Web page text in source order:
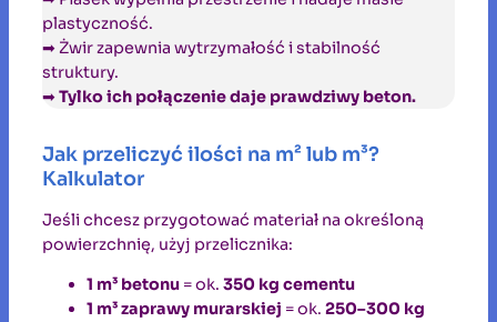
plastyczność.
➡ Żwir zapewnia wytrzymałość i stabilność
struktury.
➡Tylko ich połączenie daje prawdziwy beton.
Jak przeliczyć ilości na m² lub m³?
Kalkulator
Jeśli chcesz przygotować materiał na określoną
powierzchnię, użyj przelicznika:
1 m³ betonu = ok. 350 kg cementu
1 m³ zaprawy murarskiej = ok. 250–300 kg